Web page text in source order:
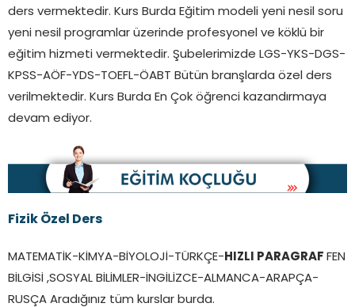
ders vermektedir. Kurs Burda Eğitim modeli yeni nesil soru
yeni nesil programlar üzerinde profesyonel ve köklü bir
eğitim hizmeti vermektedir. Şubelerimizde LGS-YKS-DGS-
KPSS-AÖF-YDS-TOEFL-ÖABT Bütün branşlarda özel ders
verilmektedir. Kurs Burda En Çok öğrenci kazandırmaya
devam ediyor.
Fizik Özel Ders
MATEMATİK-KİMYA-BİYOLOJİ-TÜRKÇE- HIZLI PARAGRAF FEN
BİLGİSİ ,SOSYAL BİLİMLER-İNGİLİZCE-ALMANCA-ARAPÇA-
RUSÇA Aradığınız tüm kurslar burda.